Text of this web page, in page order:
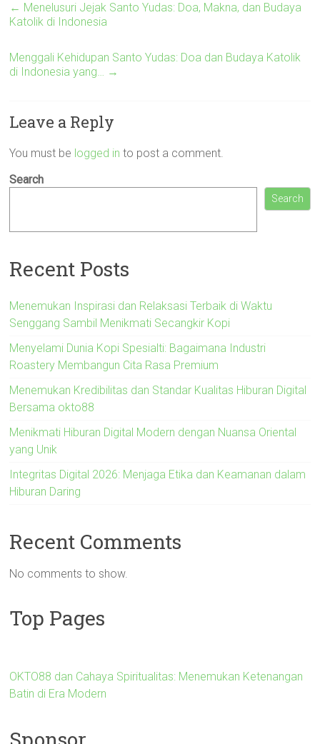
← Menelusuri Jejak Santo Yudas: Doa, Makna, dan Budaya
Katolik di Indonesia
Menggali Kehidupan Santo Yudas: Doa dan Budaya Katolik
di Indonesia yang… →
Leave a Reply
You must be logged in to post a comment.
Search
Search
Recent Posts
Menemukan Inspirasi dan Relaksasi Terbaik di Waktu
Senggang Sambil Menikmati Secangkir Kopi
Menyelami Dunia Kopi Spesialti: Bagaimana Industri
Roastery Membangun Cita Rasa Premium
Menemukan Kredibilitas dan Standar Kualitas Hiburan Digital
Bersama okto88
Menikmati Hiburan Digital Modern dengan Nuansa Oriental
yang Unik
Integritas Digital 2026: Menjaga Etika dan Keamanan dalam
Hiburan Daring
Recent Comments
No comments to show.
Top Pages
OKTO88 dan Cahaya Spiritualitas: Menemukan Ketenangan
Batin di Era Modern